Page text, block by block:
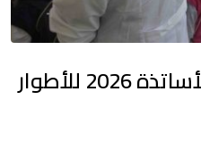
كشف نتائج مسابقة الأساتذة 2026 للأطوار